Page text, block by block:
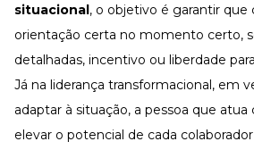
situacional, o objetivo é garantir que
orientação certa no momento certo,
detalhadas, incentivo ou liberdade
Já na liderança transformacional, em
adaptar à situação, a pessoa que
elevar o potencial de cada